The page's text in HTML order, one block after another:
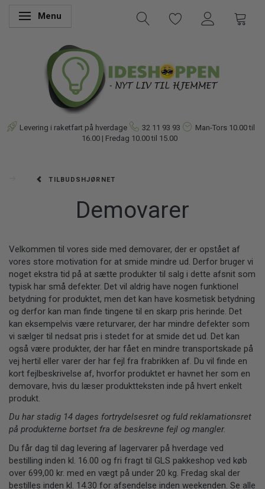
Skifte navigation
Menu
Levering i raketfart på hverdage 32 11 93 93 Man-Tors 10.00 til
16.00 | Fredag 10.00 til 15.00
TILBUDSHJØRNET
Demovarer
Velkommen til vores side med demovarer, der er opstået af
vores store motivation for at smide mindre ud. Derfor bruger vi
noget ekstra tid på at sætte produkter til salg i dette afsnit som
typisk har små defekter. Det vil aldrig have nogen funktionel
betydning for produktet, men det kan have kosmetisk betydning
og derfor kan man finde tingene til en skarp pris herinde. Det
kan eksempelvis være returvarer, der har mindre defekter som
vi sælger til nedsat pris i stedet for at smide det ud. Det kan
også være produkter, der har fået en mindre transportskade på
vej hertil eller varer der har fejl fra frabrikken af. Du vil finde en
kort fejlbeskrivelse af, hvorfor produktet er havnet her som en
demovare, hvis du læser produktteksten inde på hvert enkelt
produkt.
Du har stadig 14 dages fortrydelsesret og fuld reklamationsret
på produkterne bortset fra de beskrevne fejl og mangler.
Du får dag til dag levering af lagervarer på hverdage ved
bestilling inden kl. 16.00 og fri fragt til GLS pakkeshop ved køb
over 699,00 kr. med en vægt på under 20 kg. Fredag skal der
bestilles inden kl. 14.30 for afsendelse inden weekenden. Se alle